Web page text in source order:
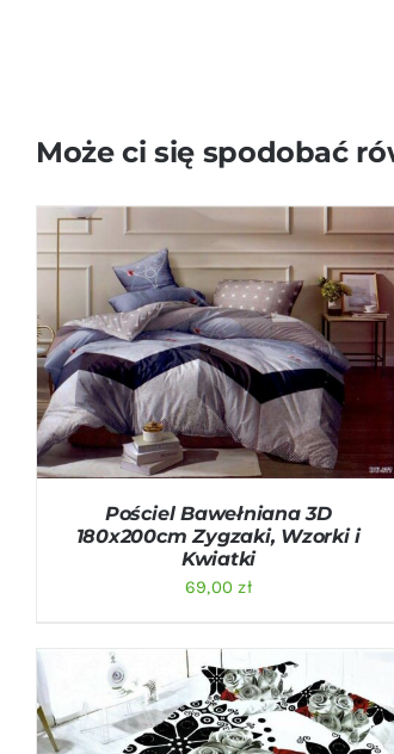
Może ci się spodobać
DODAJ DO KOSZYKA / QUICK VIEW
Pościel Bawełniana 3D
180x200cm Zygzaki, Wzorki i
Kwiatki
69,00zł